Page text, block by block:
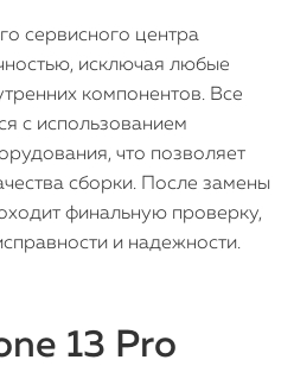
сервисного центра
исключая любые
компонентов. Все
с использованием
что позволяет
сборки. После замены
финальную проверку,
и надежности.
13 Pro